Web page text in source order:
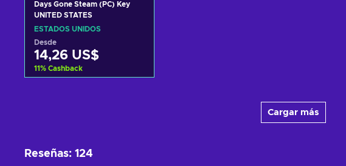
Days Gone Steam (PC) Key
UNITED STATES
ESTADOS UNIDOS
Desde
14,26 US$
11% Cashback
Cargar más
Reseñas: 124